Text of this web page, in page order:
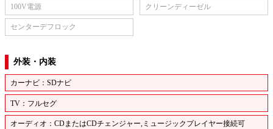
100V電源 クリーンディーゼル
センターデフロック
外装・内装
カーナビ：SDナビ
TV：フルセグ
オーディオ：CDまたはCDチェンジャー,ミュージックプレイヤー接続可